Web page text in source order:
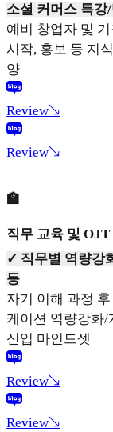
소셜 커머스 특강
예비 창업자 및
시작, 홍보 등 지
양
Review↘
Review↘
🏫
직무 교육 및 OJT
✓ 직무별 역량강
등
자기 이해 과정
케이션 역량강화/
신입 마인드셋
Review↘
Review↘